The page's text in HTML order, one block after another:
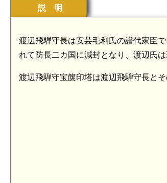
説 明
渡辺飛騨守長は安芸毛利氏の譜代家臣
れて防長二カ国に減封となり、渡辺氏
渡辺飛騨守宝篋印塔は渡辺飛騨守長と